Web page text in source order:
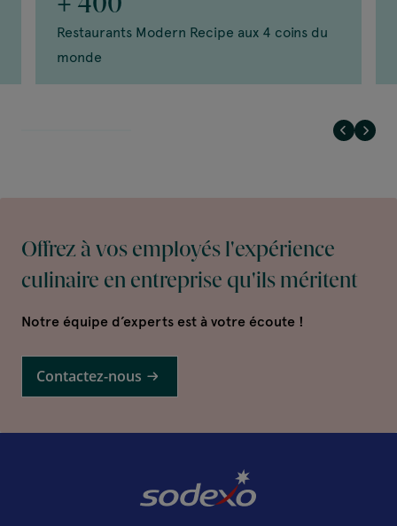
Restaurants Modern Recipe aux 4 coins du
monde
Offrez à vos employés l'expérience
culinaire en entreprise qu'ils méritent
Notre équipe d’experts est à votre écoute !
Contactez-nous